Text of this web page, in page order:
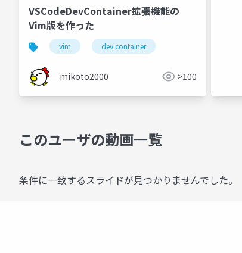
VSCodeDevContainer拡張機能の
Vim版を作った
vim dev container
mikoto2000 >100
このユーザの動画一覧
条件に一致するスライドが見つかりませんでした。